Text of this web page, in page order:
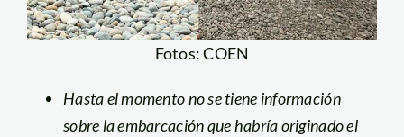
Fotos: COEN
Hasta el momento no se tiene información
sobre la embarcación que habría originado el